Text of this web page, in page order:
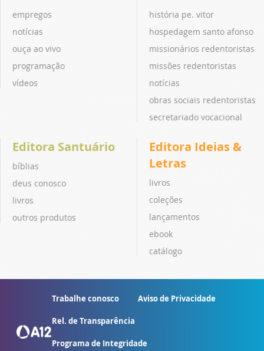
empregos
notícias
ouça ao vivo
programação
vídeos
história pe. vitor
hospedagem santo afonso
missionários redentoristas
missões redentoristas
notícias
obras sociais redentoristas
secretariado vocacional
Editora Santuário
bíblias
deus conosco
livros
outros produtos
Editora Ideias &
Letras
livros
coleções
lançamentos
ebook
catálogo
Trabalhe conosco Aviso de Privacidade
Rel. de Transparência
Programa de Integridade